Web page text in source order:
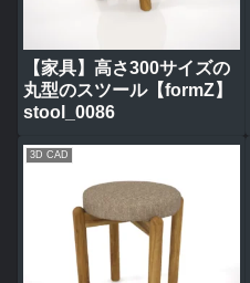
【家具】高さ300サイズの
丸型のスツール【formZ】
stool_0086
3D CAD